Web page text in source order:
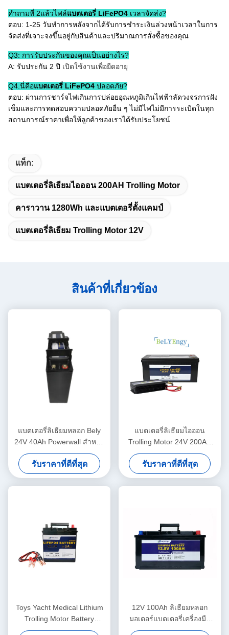
คำถามที่ 2แล้วไฟล์แบตเตอรี่ LiFePO4 เวลาจัดส่ง?
ตอบ: 1-25 วันทำการหลังจากได้รับการชำระเงินล่วงหน้าเวลาในการ
จัดส่งที่เจาะจงขึ้นอยู่กับสินค้าและปริมาณการสั่งซื้อของคุณ
Q3: การรับประกันของคุณเป็นอย่างไร?
A: รับประกัน 2 ปี เปิดใช้งานเพื่อยืดอายุ
Q4.นี่คือแบตเตอรี่ LiFePO4 ปลอดภัย?
ตอบ: ผ่านการชาร์จไฟเกินการปล่อยอุณหภูมิเกินไฟฟ้าลัดวงจรการฝัง
เข็มและการทดสอบความปลอดภัยอื่น ๆ ไม่มีไฟไม่มีการระเบิดในทุก
สถานการณ์ราคาเพื่อให้ลูกค้าของเราได้รับประโยชน์
แท็ก:
แบตเตอรี่ลิเธียมไอออน 200AH Trolling Motor
คาราวาน 1280Wh และแบตเตอรี่ตั้งแคมป์
แบตเตอรี่ลิเธียม Trolling Motor 12V
สินค้าที่เกี่ยวข้อง
แบตเตอรี่ลิเธียมหลอก Bely
24V 40Ah Powerwall สำหรับ
ระบบสำรอง
รับราคาที่ดีที่สุด
แบตเตอรี่ลิเธียมไอออน
Trolling Motor 24V 200AH
สำหรับระบบพลังงานแสง
อาทิตย์
รับราคาที่ดีที่สุด
Toys Yacht Medical Lithium
Trolling Motor Battery
Lifepo4 12V 50Ah
12V 100Ah ลิเธียมหลอก
มอเตอร์แบตเตอรี่เครื่องมือ
คาราวานและแคมป์ปิ้ง